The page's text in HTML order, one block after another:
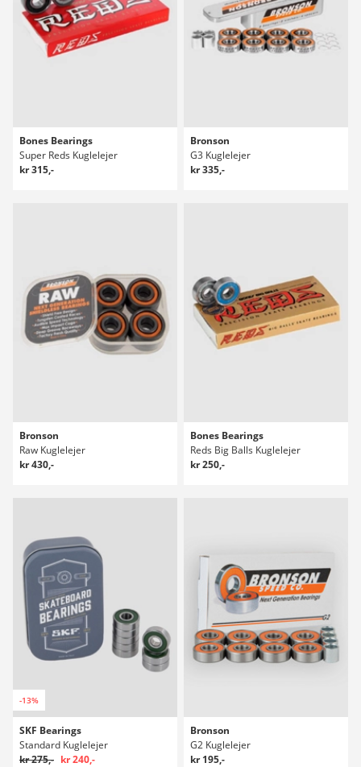
Bones Bearings
Super Reds Kuglelejer
kr 315,-
Bronson
G3 Kuglelejer
kr 335,-
Bronson
Raw Kuglelejer
kr 430,-
Bones Bearings
Reds Big Balls Kuglelejer
kr 250,-
-13%
SKF Bearings
Standard Kuglelejer
kr 275,- kr 240,-
Bronson
G2 Kuglelejer
kr 195,-